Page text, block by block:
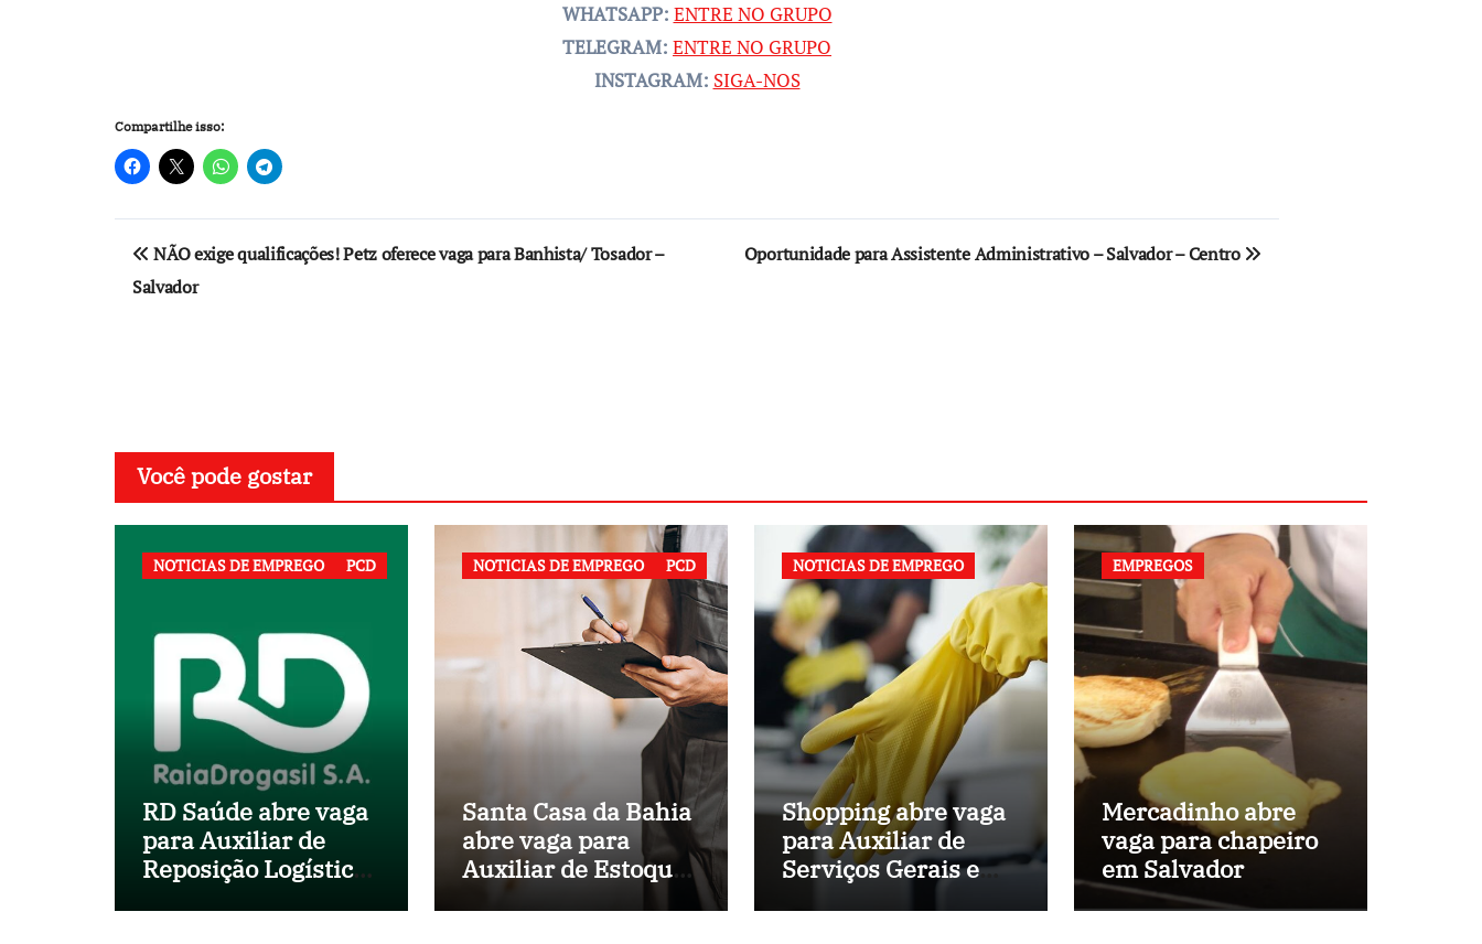
WHATSAPP: ENTRE NO GRUPO
TELEGRAM: ENTRE NO GRUPO
INSTAGRAM: SIGA-NOS
Compartilhe isso:
Navegação
de
NÃO exige qualificações! Petz oferece vaga para Banhista/ Tosador –
Salvador
Oportunidade para Assistente Administrativo – Salvador – Centro
Você pode gostar
NOTICIAS DE EMPREGO PCD
RD Saúde abre vaga
para Auxiliar de
Reposição Logística
NOTICIAS DE EMPREGO PCD
Santa Casa da Bahia
abre vaga para
Auxiliar de Estoque
NOTICIAS DE EMPREGO
Shopping abre vaga
para Auxiliar de
Serviços Gerais em
EMPREGOS
Mercadinho abre
vaga para chapeiro
em Salvador